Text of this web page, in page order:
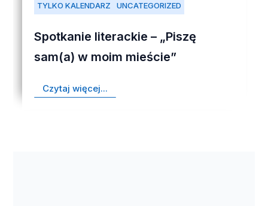
TYLKO KALENDARZ UNCATEGORIZED
Spotkanie literackie – „Piszę
sam(a) w moim mieście”
Czytaj więcej...